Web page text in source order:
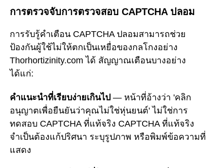
การตรวจจับการตรวจสอบ CAPTCHA ปลอม
การรับรู้คำเตือน CAPTCHA ปลอมสามารถช่วย
ป้องกันผู้ใช้ไม่ให้ตกเป็นเหยื่อของกลโกงอย่าง
Thorhortizinity.com ได้ สัญญาณเตือนบางอย่าง
ได้แก่:
คำแนะนำที่เรียบง่ายเกินไป — หน้าที่อ้างว่า 'คลิก
อนุญาตเพื่อยืนยันว่าคุณไม่ใช่หุ่นยนต์' ไม่ใช่การ
ทดสอบ CAPTCHA ที่แท้จริง CAPTCHA ที่แท้จริง
จำเป็นต้องแก้ปริศนา ระบุรูปภาพ หรือพิมพ์ข้อความที่
แสดง